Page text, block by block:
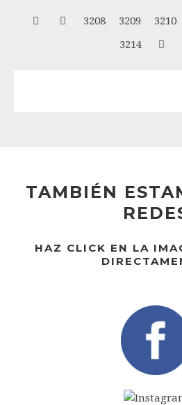
3208 3209 3210
3214
TAMBIÉN
HAZ CLICK EN LA